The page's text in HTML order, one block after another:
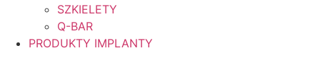
SZKIELETY
Q-BAR
PRODUKTY IMPLANTY